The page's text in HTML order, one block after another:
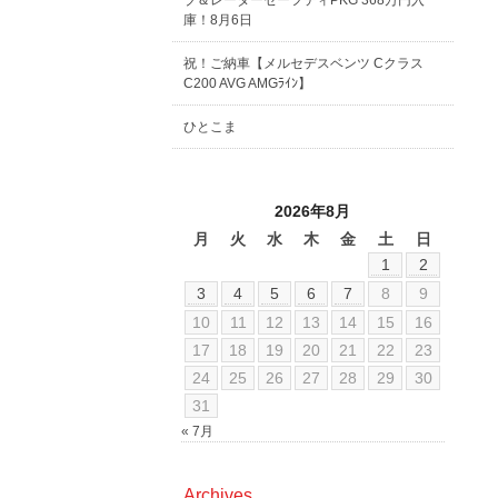
庫！8月6日
祝！ご納車【メルセデスベンツ Cクラス
C200 AVG AMGﾗｲﾝ】
ひとこま
2026年8月
月
火 水 木 金 土
日
1
2
3
4 5 6 7 8
9
10
11 12 13 14 15
16
17
18 19 20 21 22
23
24
25 26 27 28 29
30
31
« 7月